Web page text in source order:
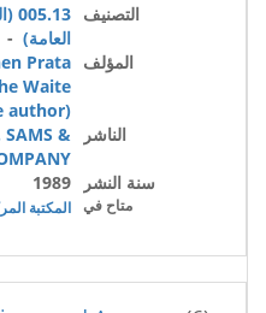
التصنيف
العامة) -
المؤلف Prata
Waite
author)
الناشر
&
سنة النشر
1989
متاح في المكتبة